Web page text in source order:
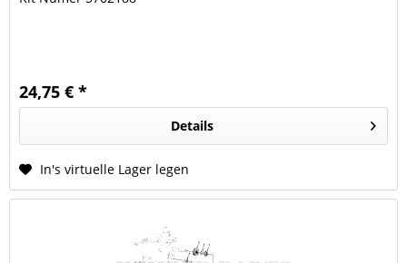
24,75 € *
Details
In's virtuelle Lager legen